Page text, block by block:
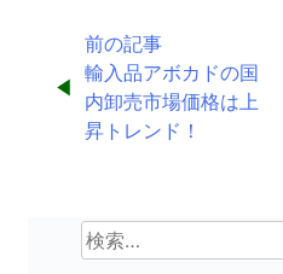
稿
前の記事
輸入品アボカドの国
内卸売市場価格は上
昇トレンド！
検
索: